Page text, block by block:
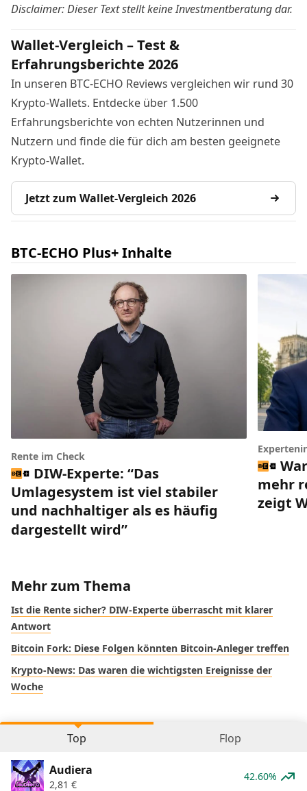
Disclaimer: Dieser Text stellt keine Investmentberatung dar.
Wallet-Vergleich – Test &
Erfahrungsberichte 2026
In unseren BTC-ECHO Reviews vergleichen wir rund 30
Krypto-Wallets. Entdecke über 1.500
Erfahrungsberichte von echten Nutzerinnen und
Nutzern und finde die für dich am besten geeignete
Krypto-Wallet.
Jetzt zum Wallet-Vergleich 2026
BTC-ECHO Plus+ Inhalte
Rente im Check
DIW-Experte: “Das
Umlagesystem ist viel stabiler
und nachhaltiger als es häufig
dargestellt wird”
mehr
zeigt
Mehr zum Thema
Ist die Rente sicher? DIW-Experte überrascht mit klarer
Antwort
Bitcoin Fork: Diese Folgen könnten Bitcoin-Anleger treffen
Krypto-News: Das waren die wichtigsten Ereignisse der
Woche
Top Flop
Audiera
2,81 €
42.60%